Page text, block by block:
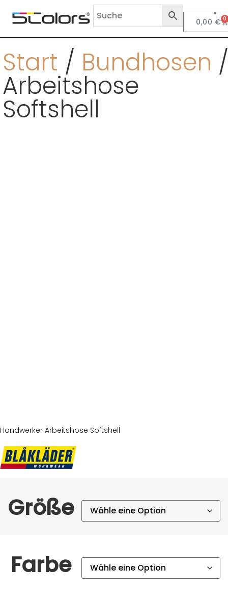
0,00 € 0
Start / Bundhosen
Arbeitshose
Softshell
Handwerker Arbeitshose Softshell
Größe
Farbe